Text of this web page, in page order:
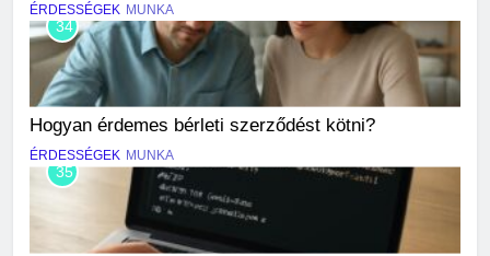
ÉRDESSÉGEK MUNKA
34
Hogyan érdemes bérleti szerződést kötni?
ÉRDESSÉGEK MUNKA
35